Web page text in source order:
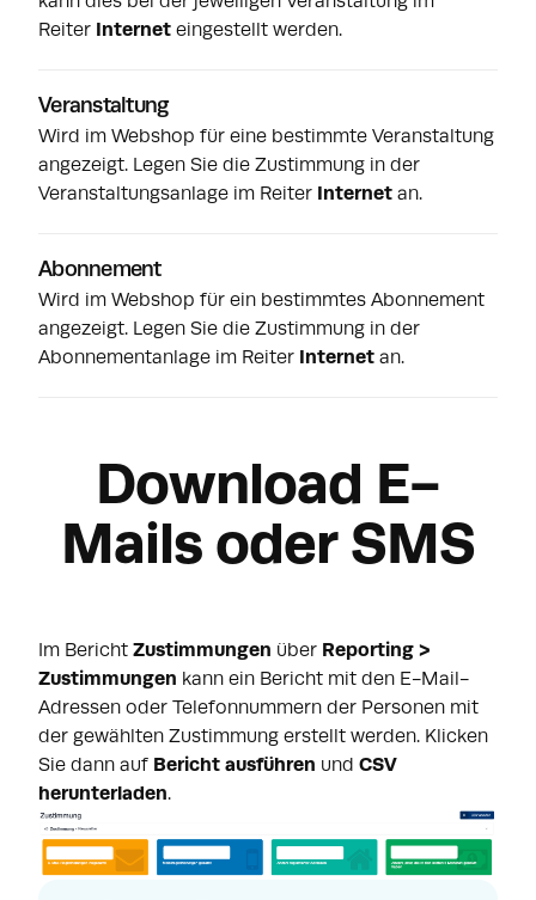
Reiter Internet eingestellt werden.
Veranstaltung
Wird im Webshop für eine bestimmte Veranstaltung
angezeigt. Legen Sie die Zustimmung in der
Veranstaltungsanlage im Reiter
Internet an.
Abonnement
Wird im Webshop für ein bestimmtes Abonnement
angezeigt. Legen Sie die Zustimmung in der
Abonnementanlage im Reiter
Internet an.
Download E-
Mails oder SMS
Im Bericht Zustimmungen über Reporting >
Zustimmungen kann ein Bericht mit den E-Mail-
Adressen oder Telefonnummern der Personen mit
der gewählten Zustimmung erstellt werden. Klicken
Sie dann auf Bericht ausführen und CSV
herunterladen.